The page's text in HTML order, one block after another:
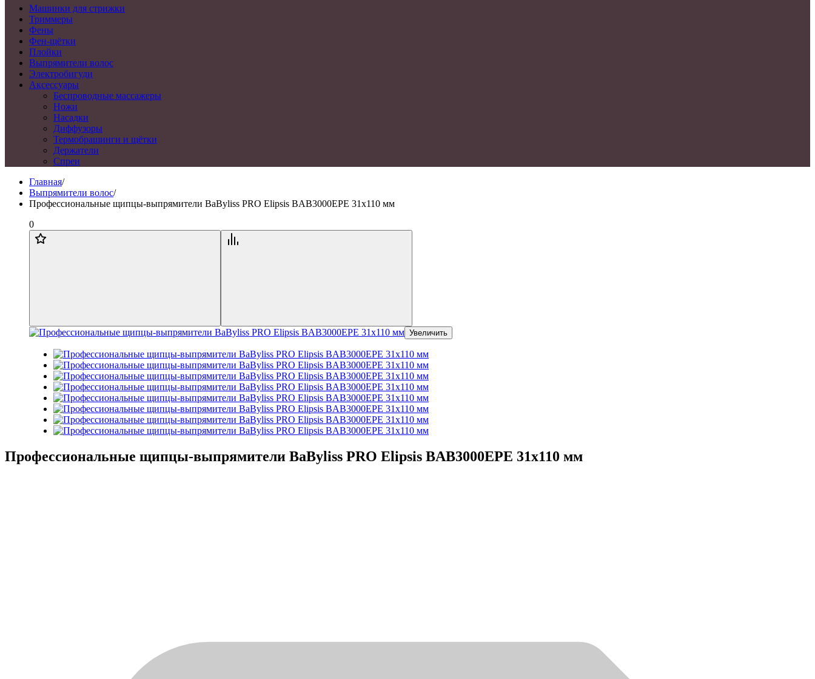
Машинки для стрижки
Триммеры
Фены
Фен-щётки
Плойки
Выпрямители волос
Электробигуди
Аксессуары
Беспроводные массажеры
Ножи
Насадки
Диффузоры
Термобрашинги и щётки
Держатели
Спреи
Главная/
Выпрямители волос/
Профессиональные щипцы-выпрямители BaByliss PRO Elipsis BAB3000EPE 31х110 мм
0
Увеличить
Профессиональные щипцы-выпрямители BaByliss PRO Elipsis BAB3000EPE 31х110 мм